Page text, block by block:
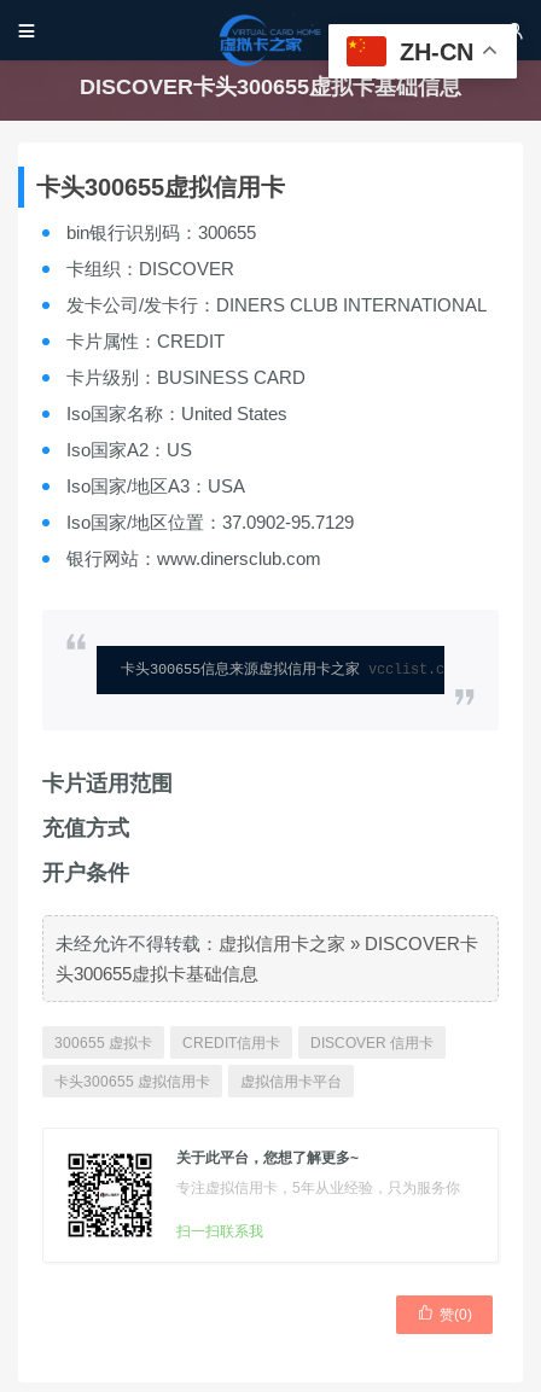
 
DISCOVER卡头300655虚拟卡基础信息
卡头300655虚拟信用卡
bin银行识别码：300655
卡组织：DISCOVER
发卡公司/发卡行：DINERS CLUB INTERNATIONAL
卡片属性：CREDIT
卡片级别：BUSINESS CARD
Iso国家名称：United States
Iso国家A2：US
Iso国家/地区A3：USA
Iso国家/地区位置：37.0902-95.7129
银行网站：www.dinersclub.com
卡头300655信息来源虚拟信用卡之家 vcclist.com
卡片适用范围
充值方式
开户条件
未经允许不得转载： 虚拟信用卡之家 » DISCOVER卡
头300655虚拟卡基础信息
300655 虚拟卡 CREDIT信用卡 DISCOVER 信用卡
卡头300655 虚拟信用卡 虚拟信用卡平台
关于此平台，您想了解更多~
专注虚拟信用卡，5年从业经验，只为服务你
扫一扫联系我
 赞(0)
ZH-CN